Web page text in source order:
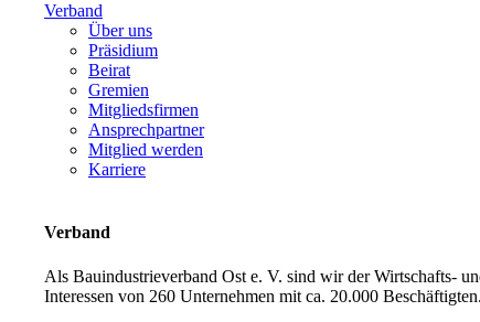
Verband
Über uns
Präsidium
Beirat
Gremien
Mitgliedsfirmen
Ansprechpartner
Mitglied werden
Karriere
Verband
Als Bauindustrieverband Ost e. V. sind wir der Wirtschafts-
Interessen von 260 Unternehmen mit ca. 20.000